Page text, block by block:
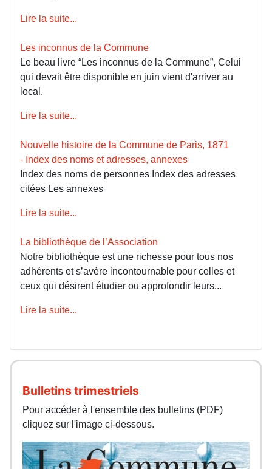
Lire la suite...
Les inconnus de la Commune
Le beau livre “Les inconnus de la Commune”, Celui
qui devait être disponible en juin vient d'arriver au
local.
Lire la suite...
Nouvelle histoire de la Commune de Paris, 1871
- Index des noms et adresses, annexes
Index des noms de personnes Index des adresses
citées Les annexes
Lire la suite...
La bibliothèque de l’Association
Notre bibliothèque est une richesse pour tous nos
adhérents et s’avère incontournable pour celles et
ceux qui désirent étudier ou approfondir leurs...
Lire la suite...
Bulletins trimestriels
Pour accéder à l'ensemble des bulletins (PDF)
cliquez sur l'image ci-dessous.